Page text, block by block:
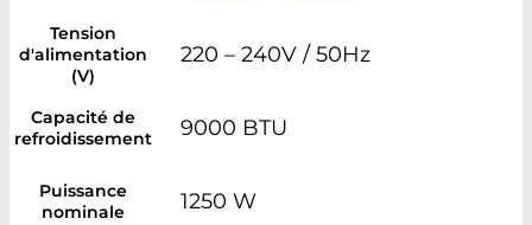
Tension
d'alimentation
(V)
220 – 240V / 50Hz
Capacité de
refroidissement
9000 BTU
Puissance
nominale
1250 W